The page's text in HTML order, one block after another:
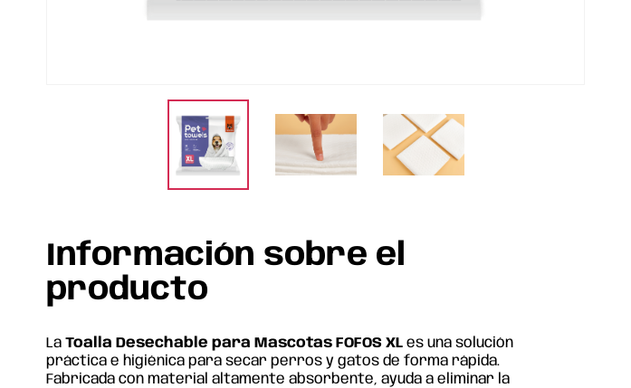
Información sobre el
producto
LaToalla Desechable para Mascotas FOFOS XL es una solución
práctica e higiénica para secar perros y gatos de forma rápida.
Fabricada con material altamente absorbente, ayuda a eliminar la